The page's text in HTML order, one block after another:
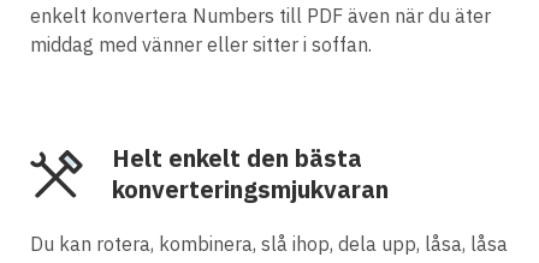
enkelt konvertera Numbers till PDF även när du äter
middag med vänner eller sitter i soffan.
Helt enkelt den bästa
konverteringsmjukvaran
Du kan rotera, kombinera, slå ihop, dela upp, låsa, låsa